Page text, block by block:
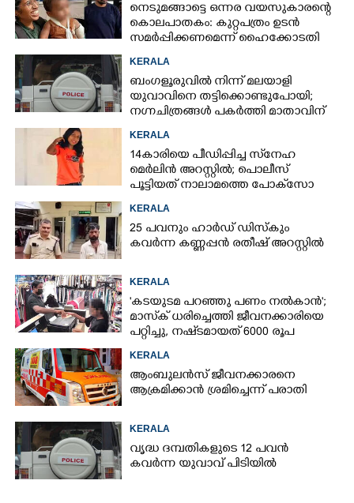
നെടുമങ്ങാട്ടെ ഒന്നര വയസുകാരന്റെ
കൊലപാതകം: കുറ്റപത്രം ഉടൻ
സമർപ്പിക്കണമെന്ന് ഹൈക്കോടതി
KERALA
ബംഗളൂരുവിൽ നിന്ന് മലയാളി
യുവാവിനെ തട്ടിക്കൊണ്ടുപോയി;
നഗ്നചിത്രങ്ങൾ പകർത്തി മാതാവിന്
KERALA
14കാരിയെ പീഡിപ്പിച്ച സ്‌നേഹ
മെർലിൻ അറസ്റ്റിൽ; പൊലീസ്
പൂട്ടിയത് നാലാമത്തെ പോക്‌സോ
KERALA
25 പവനും ഹാർഡ് ഡിസ്കും
കവർന്ന കണ്ണപ്പൻ രതീഷ് അറസ്റ്റിൽ
KERALA
'കടയുടമ പറഞ്ഞു പണം നൽകാൻ';
മാസ്‌ക് ധരിച്ചെത്തി ജീവനക്കാരിയെ
പറ്റിച്ചു, നഷ്‌ടമായത് 6000 രൂപ
KERALA
ആംബുലൻസ് ജീവനക്കാരനെ
ആക്രമിക്കാൻ ശ്രമിച്ചെന്ന് പരാതി
KERALA
വൃദ്ധ ദമ്പതികളുടെ 12 പവൻ
കവർന്ന യുവാവ് പിടിയിൽ